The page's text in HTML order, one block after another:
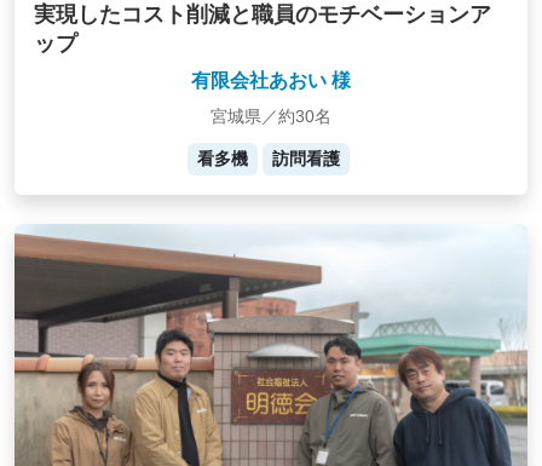
実現したコスト削減と職員のモチベーションア
ップ
有限会社あおい 様
宮城県／約30名
看多機 訪問看護